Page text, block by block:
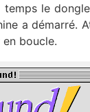
le
a démarré.
boucle.